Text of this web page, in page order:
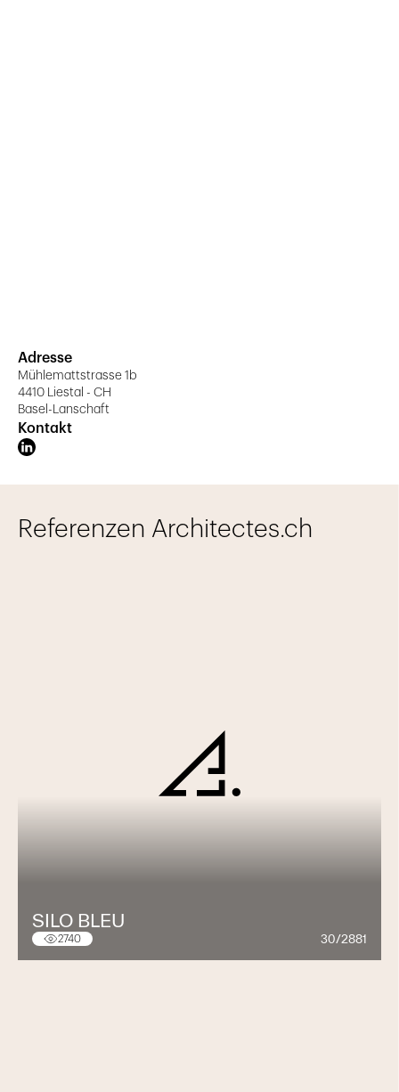
Adresse
Mühlemattstrasse 1b
4410 Liestal - CH
Basel-Lanschaft
Kontakt
Referenzen Architectes.ch
SILO BLEU
2740 30/2881